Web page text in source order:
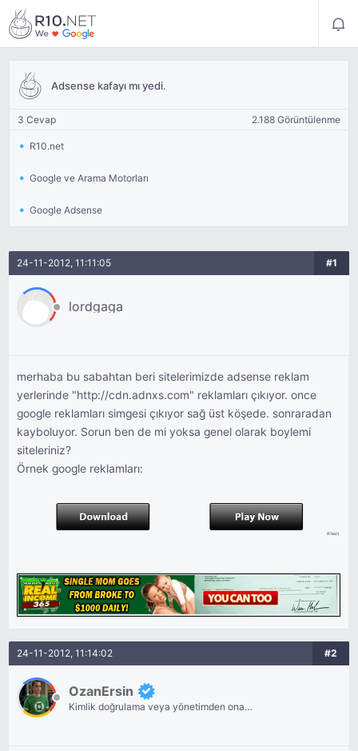
Adsense kafayı mı yedi.
3 Cevap 2.188 Görüntülenme
R10.net
Google ve Arama Motorları
Google Adsense
24-11-2012, 11:11:05 #1
lordgaga
merhaba bu sabahtan beri sitelerimizde adsense reklam
yerlerinde "http://cdn.adnxs.com" reklamları çıkıyor. once
google reklamları simgesi çıkıyor sağ üst köşede. sonraradan
kayboluyor. Sorun ben de mi yoksa genel olarak boylemi
siteleriniz?
Örnek google reklamları:
24-11-2012, 11:14:02 #2
OzanErsin
Kimlik doğrulama veya yönetimden onay